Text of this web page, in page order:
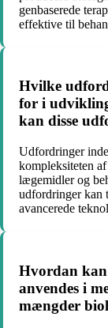
genbaserede
effektive til
Hvilke
for i
kan disse
Udfordringer
kompleksiteten
lægemidler og
udfordringer kan
avancerede
Hvordan
anvendes i
mængder